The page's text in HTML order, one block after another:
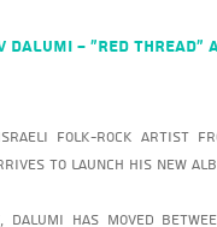
DALUMI - “Red
Israeli folk-rock artist
to launch his new
Dalumi has moved